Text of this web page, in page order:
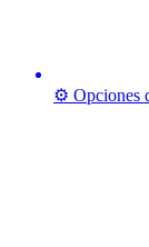
⚙️ Opciones